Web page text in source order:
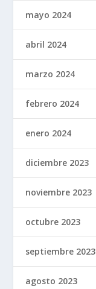
mayo 2024
abril 2024
marzo 2024
febrero 2024
enero 2024
diciembre 2023
noviembre 2023
octubre 2023
septiembre 2023
agosto 2023